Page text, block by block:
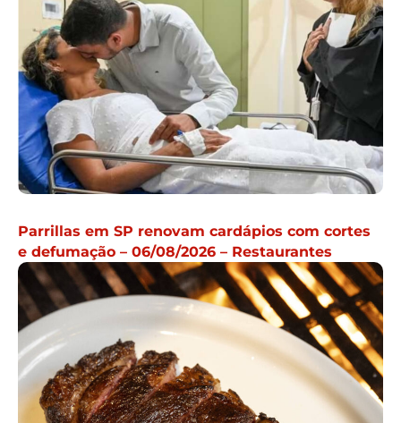
Parrillas em SP renovam cardápios com cortes
e defumação – 06/08/2026 – Restaurantes